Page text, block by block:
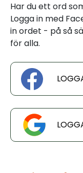
Har du ett ord
Logga in med
in ordet - på så
för alla.